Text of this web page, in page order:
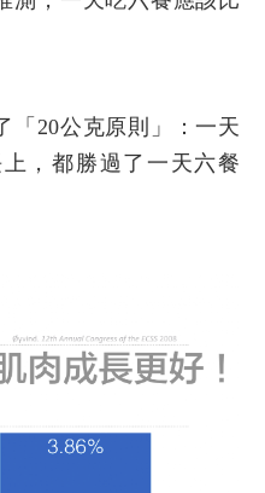
「20公克原則」：一天
，都勝過了一天六餐